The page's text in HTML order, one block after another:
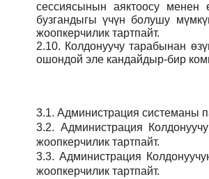
сессиясынын аяктоосу менен
бузгандыгы үчүн болушу
жоопкерчилик тартпайт.
2.10. Колдонуучу тарабынан
ошондой эле кандайдыр-бир
3.1. Администрация системаны
3.2. Администрация
жоопкерчилик тартпайт.
3.3.Администрация
жоопкерчилик тартпайт.